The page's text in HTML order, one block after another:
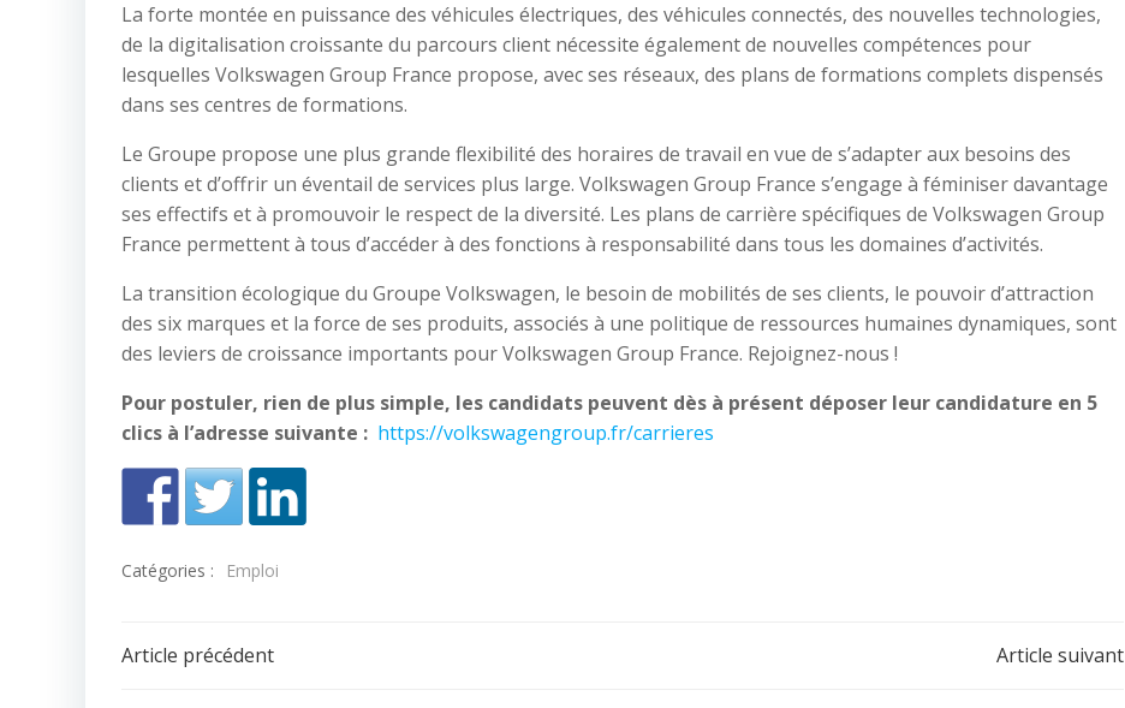
La forte montée en puissance des véhicules électriques, des véhicules connectés, des nouvelles technologies,
de la digitalisation croissante du parcours client nécessite également de nouvelles compétences pour
lesquelles Volkswagen Group France propose, avec ses réseaux, des plans de formations complets dispensés
dans ses centres de formations.
Le Groupe propose une plus grande flexibilité des horaires de travail en vue de s’adapter aux besoins des
clients et d’offrir un éventail de services plus large. Volkswagen Group France s’engage à féminiser davantage
ses effectifs et à promouvoir le respect de la diversité. Les plans de carrière spécifiques de Volkswagen Group
France permettent à tous d’accéder à des fonctions à responsabilité dans tous les domaines d’activités.
La transition écologique du Groupe Volkswagen, le besoin de mobilités de ses clients, le pouvoir d’attraction
des six marques et la force de ses produits, associés à une politique de ressources humaines dynamiques, sont
des leviers de croissance importants pour Volkswagen Group France. Rejoignez-nous !
Pour postuler, rien de plus simple, les candidats peuvent dès à présent déposer leur candidature en 5
clics à l’adresse suivante : https://volkswagengroup.fr/carrieres
Catégories : Emploi
Navigation
Article précédent Article suivant